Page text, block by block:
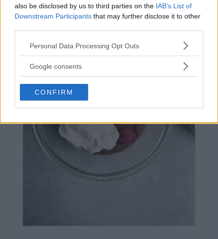
also be disclosed by us to third parties on the IAB’s List of
Downstream Participants that may further disclose it to other
Please note that this website/app uses one or more Google
not limited to your visit or usage behaviour. You may click to
use your data for below specified purposes in below Google
consent section.
Personal Data Processing Opt Outs
Google consents
CONFIRM